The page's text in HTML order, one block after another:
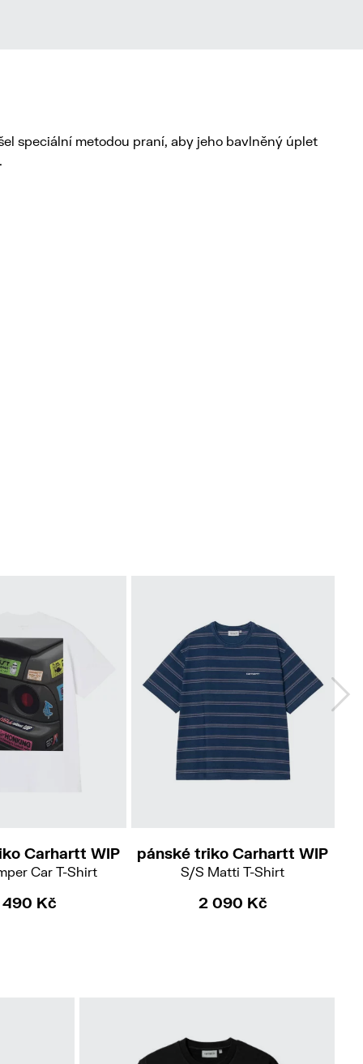
speciální metodou praní, aby jeho bavlněný úplet
Carhartt WIP
Car T-Shirt
490 Kč
pánské triko Carhartt WIP
S/S Matti T-Shirt
2 090 Kč